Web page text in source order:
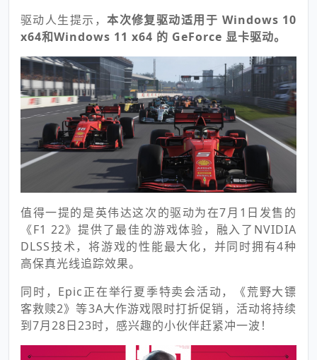
驱动人生提示，本次修复驱动适用于 Windows 10
x64和Windows 11 x64 的 GeForce 显卡驱动。
值得一提的是英伟达这次的驱动为在7月1日发售的
《F1 22》提供了最佳的游戏体验，融入了NVIDIA
DLSS技术，将游戏的性能最大化，并同时拥有4种
高保真光线追踪效果。
同时，Epic正在举行夏季特卖会活动，《荒野大镖
客救赎2》等3A大作游戏限时打折促销，活动将持续
到7月28日23时，感兴趣的小伙伴赶紧冲一波！